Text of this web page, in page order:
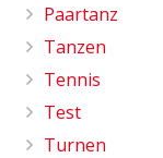
Paartanz
Tanzen
Tennis
Test
Turnen